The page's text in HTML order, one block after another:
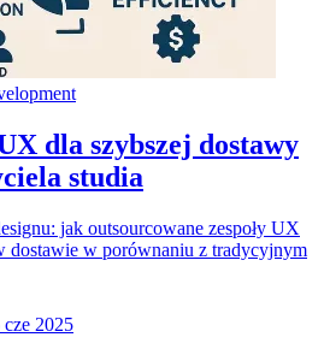
dla szybszej dostawy
studia
jak outsourcowane zespoły UX
dostawie w porównaniu z tradycyjnym
cze 2025